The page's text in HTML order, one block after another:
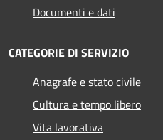
Documenti e dati
CATEGORIE DI SERVIZIO
Anagrafe e stato civile
Cultura e tempo libero
Vita lavorativa